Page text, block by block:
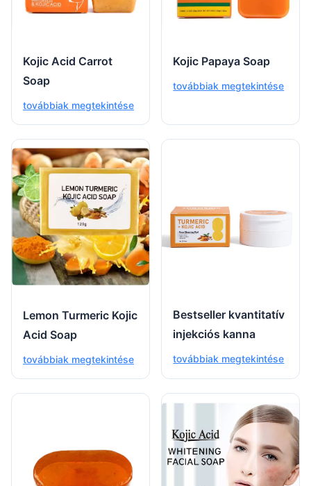
Kojic Acid Carrot
Soap
továbbiak megtekintése
Kojic Papaya Soap
továbbiak megtekintése
Lemon Turmeric Kojic
Acid Soap
továbbiak megtekintése
Bestseller kvantitatív
injekciós kanna
továbbiak megtekintése